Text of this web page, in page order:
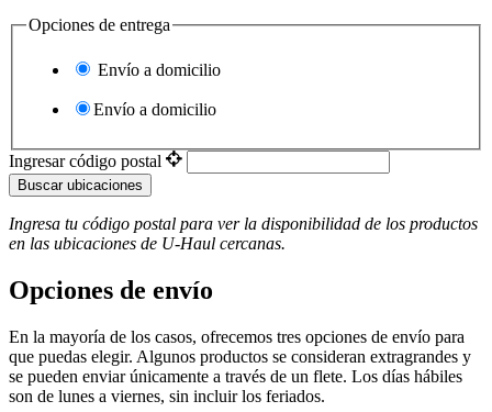
Opciones de entrega
Envío a domicilio
Envío a domicilio
Ingresar código postal
Buscar ubicaciones
Ingresa tu código postal para ver la disponibilidad de los productos
en las ubicaciones de U-Haul ​​​​​​​ cercanas.
Opciones de envío
En la mayoría de los casos, ofrecemos tres opciones de envío para
que puedas elegir. Algunos productos se consideran extragrandes y
se pueden enviar únicamente a través de un flete. Los días hábiles
son de lunes a viernes, sin incluir los feriados.